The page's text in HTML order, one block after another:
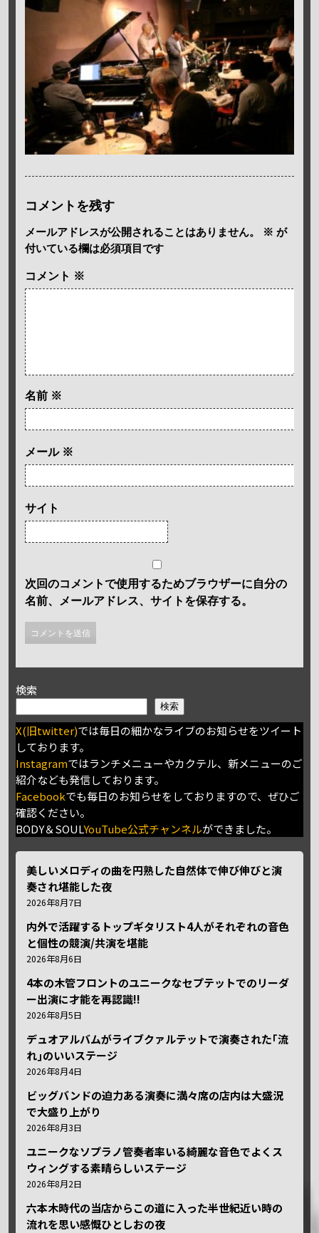
コメントを残す
メールアドレスが公開されることはありません。 ※ が
付いている欄は必須項目です
コメント ※
名前 ※
メール ※
サイト
次回のコメントで使用するためブラウザーに自分の
名前、メールアドレス、サイトを保存する。
検索
検索
X(旧twitter)では毎日の細かなライブのお知らせをツイート
しております。
Instagramではランチメニューやカクテル、新メニューのご
紹介なども発信しております。
Facebookでも毎日のお知らせをしておりますので、ぜひご
確認ください。
BODY＆SOULYouTube公式チャンネルができました。
美しいメロディの曲を円熟した自然体で伸び伸びと演
奏され堪能した夜
2026年8月7日
内外で活躍するトップギタリスト4人がそれぞれの音色
と個性の競演/共演を堪能
2026年8月6日
4本の木管フロントのユニークなセプテットでのリーダ
ー出演に才能を再認識!!
2026年8月5日
デュオアルバムがライブクァルテットで演奏された｢流
れ｣のいいステージ
2026年8月4日
ビッグバンドの迫力ある演奏に満々席の店内は大盛況
で大盛り上がり
2026年8月3日
ユニークなソプラノ管奏者率いる綺麗な音色でよくス
ウィングする素晴らしいステージ
2026年8月2日
六本木時代の当店からこの道に入った半世紀近い時の
流れを思い感慨ひとしおの夜